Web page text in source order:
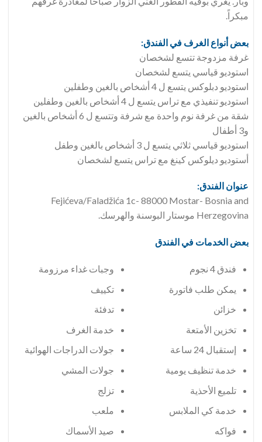
مبكراً.
بعض أنواع الغرف في الفندق:
غرفة مزدوجة تتسع لشخصان
استوديو قياسي يتسع لشخصان
استوديو دبلوكس يتسع ل 4 أشخاص بالغين وطفلين
استوديو تنفيذي مع تراس يتسع ل 4 أشخاص بالغين وطفلين
شقة من غرفة نوم واحدة مع شرفة وتتسع ل 6 أشخاص بالغين
و3 أطفال
استوديو قياسي ثلاثي يتسع ل 3 أشخاص بالغين وطفل
أستوديو ديلوكس كينغ مع تراس يتسع لشخصان
عنوان الفندق:
Fejićeva/Faladžića 1c- 88000 Mostar- Bosnia and
Herzegovina موستار البوسنة والهرسك.
بعض الخدمات في الفندق
فندق 4 نجوم
يمكن طلب فاتورة
خزائن
تخزين الأمتعة
إستقبال 24 ساعة
خدمة تنظيف يومية
تلميع الأحذية
خدمة كي الملابس
فواكه
وجبات غداء مرزومة
تكييف
تدفئة
خدمة الغرف
جولات الدراجات الهوائية
جولات المشي
تزلج
ملعب
صيد الأسماك